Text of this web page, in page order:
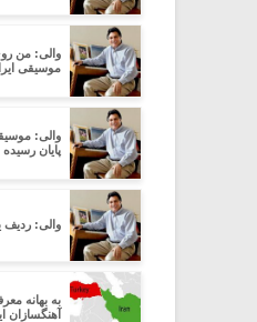
والی: من
موسیقی
والی:
پایان رسیده
والی: ردیف
به بهانه
آهنگسازان